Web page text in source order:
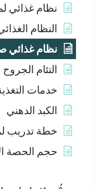
نظام غذائي
النظام
نظام غذائي
التئام الجروح
خدمات
الكبد الدهني
خطة تدريب لمدة 6
حجم الحصة